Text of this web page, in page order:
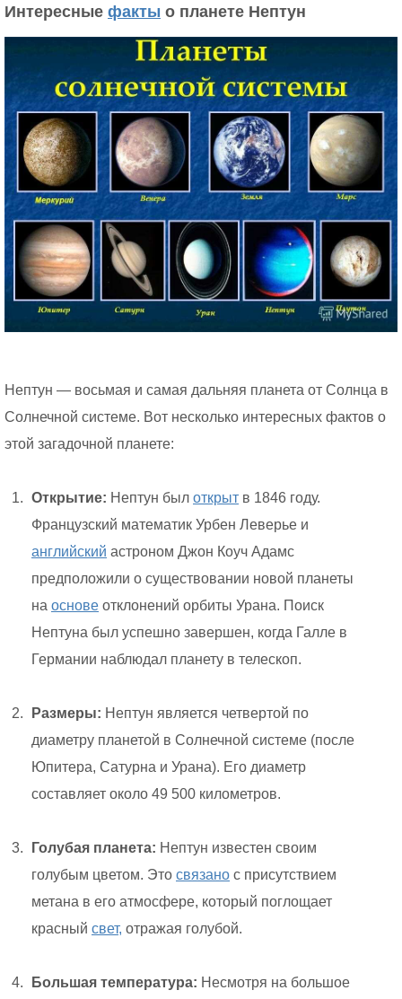
Интересные факты о планете Нептун
Нептун — восьмая и самая дальняя планета от Солнца в
Солнечной системе. Вот несколько интересных фактов о
этой загадочной планете:
Открытие: Нептун был открыт в 1846 году.
Французский математик Урбен Леверье и
английский астроном Джон Коуч Адамс
предположили о существовании новой планеты
на основе отклонений орбиты Урана. Поиск
Нептуна был успешно завершен, когда Галле в
Германии наблюдал планету в телескоп.
Размеры: Нептун является четвертой по
диаметру планетой в Солнечной системе (после
Юпитера, Сатурна и Урана). Его диаметр
составляет около 49 500 километров.
Голубая планета: Нептун известен своим
голубым цветом. Это связано с присутствием
метана в его атмосфере, который поглощает
красный свет, отражая голубой.
Большая температура: Несмотря на большое